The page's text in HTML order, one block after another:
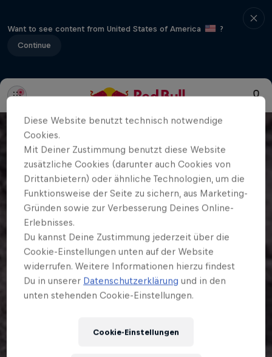
Want to see content from United States of America
?
Continue
Diese Website benutzt technisch notwendige
Cookies.
Mit Deiner Zustimmung benutzt diese Website
zusätzliche Cookies (darunter auch Cookies von
Drittanbietern) oder ähnliche Technologien, um die
Funktionsweise der Seite zu sichern, aus Marketing-
Gründen sowie zur Verbesserung Deines Online-
Erlebnisses.
Du kannst Deine Zustimmung jederzeit über die
Cookie-Einstellungen unten auf der Website
widerrufen. Weitere Informationen hierzu findest
Du in unserer Datenschutzerklärung und in den
unten stehenden Cookie-Einstellungen.
Cookie-Einstellungen